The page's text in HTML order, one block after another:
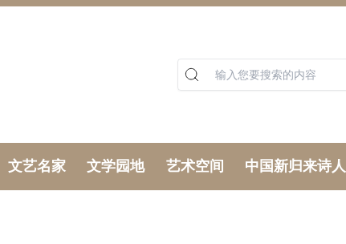
文艺名家 文学园地 艺术空间 中国新归来诗人